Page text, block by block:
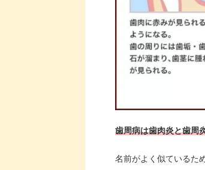
歯周病は歯肉炎と歯周
名前がよく似ているた